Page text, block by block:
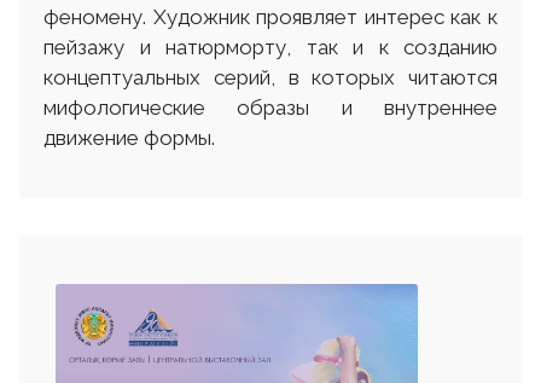
феномену. Художник проявляет интерес как к
пейзажу и натюрморту, так и к созданию
концептуальных серий, в которых читаются
мифологические образы и внутреннее
движение формы.